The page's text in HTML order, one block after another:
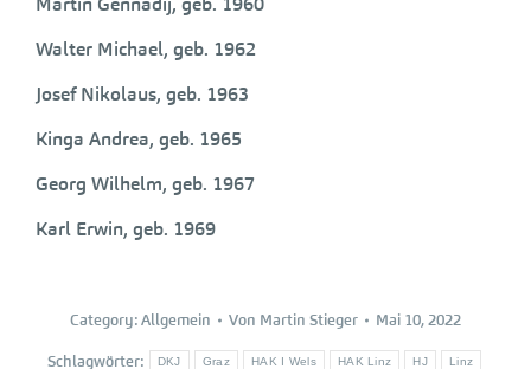
Walter Michael, geb. 1962
Josef Nikolaus, geb. 1963
Kinga Andrea, geb. 1965
Georg Wilhelm, geb. 1967
Karl Erwin, geb. 1969
Category:Allgemein Von Martin Stieger Mai 10, 2022
Schlagwörter: DKJ Graz HAK I Wels HAK Linz HJ Linz